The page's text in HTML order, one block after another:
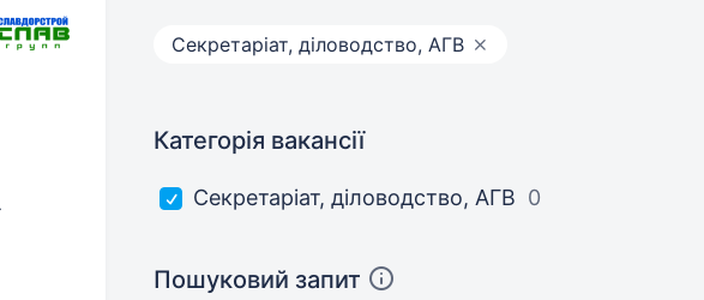
Секретаріат, діловодство, АГВ
Категорія вакансії
Секретаріат, діловодство, АГВ 0
Пошуковий запит